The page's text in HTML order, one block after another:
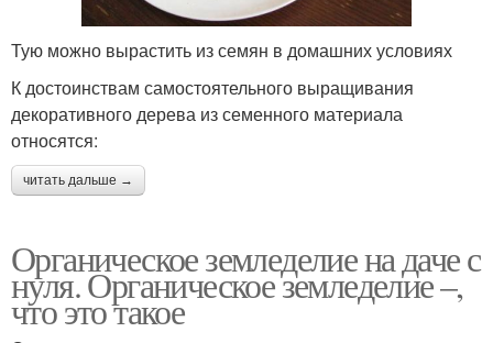
Тую можно вырастить из семян в домашних условиях
К достоинствам самостоятельного выращивания
декоративного дерева из семенного материала
относятся:
читать дальше →
Органическое земледелие на даче с
нуля. Органическое земледелие –,
что это такое